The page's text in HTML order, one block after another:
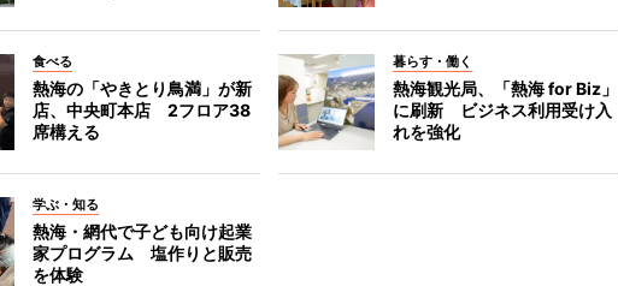
食べる
熱海の「やきとり鳥満」が新
店、中央町本店 2フロア38
席構える
暮らす・働く
熱海観光局、「熱海 for Biz」
に刷新 ビジネス利用受け入
れを強化
学ぶ・知る
熱海・網代で子ども向け起業
家プログラム 塩作りと販売
を体験